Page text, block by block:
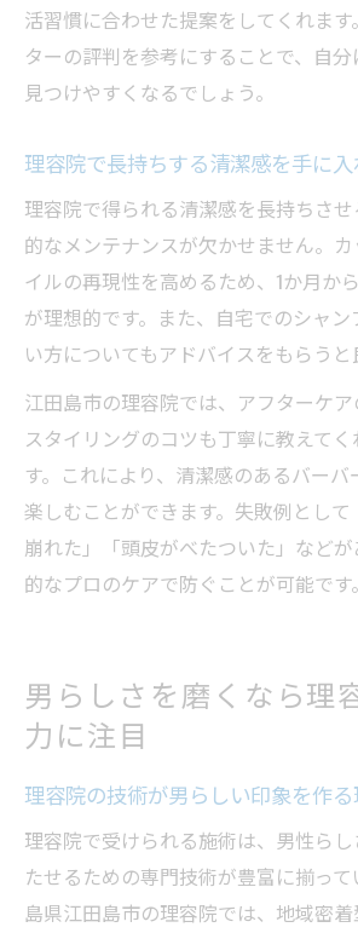
活習慣に合わせた提案をしてくれま
ターの評判を参考にすることで、自
見つけやすくなるでしょう。
理容院で長持ちする清潔感を手に入
理容院で得られる清潔感を長持ちさ
的なメンテナンスが欠かせません。
イルの再現性を高めるため、1か月か
が理想的です。また、自宅でのシャ
い方についてもアドバイスをもらうと
江田島市の理容院では、アフターケ
スタイリングのコツも丁寧に教えて
す。これにより、清潔感のあるバーバ
楽しむことができます。失敗例とし
崩れた」「頭皮がべたついた」など
的なプロのケアで防ぐことが可能です。
男らしさを磨くなら理
力に注目
理容院の技術が男らしい印象を作
理容院で受けられる施術は、男性ら
たせるための専門技術が豊富に揃っ
島県江田島市の理容院では、地域密